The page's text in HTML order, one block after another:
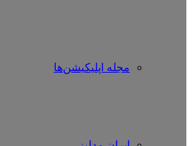
مجله اپلیکیشن‌ها